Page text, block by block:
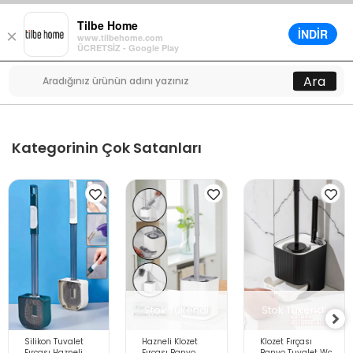
×
Tilbe Home
www.tilbehome.com
ÜCRETSİZ - Google Play
İNDİR
Menü
0
Ara
Kategorinin Çok Satanları
Silikon Tuvalet
Stok Tükendi
Hazneli Klozet
Stok Tükendi
Klozet Fırçası